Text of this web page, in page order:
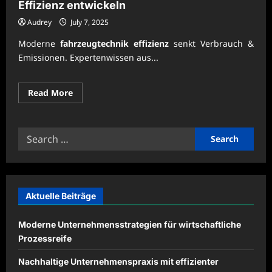
Effizienz entwickeln
Audrey July 7, 2025
Moderne fahrzeugtechnik effizienz senkt Verbrauch &
Emissionen. Expertenwissen aus...
Read MoreRead
more
Search
Aktuelle Beiträge
Moderne Unternehmensstrategien für wirtschaftliche
Prozessreife
Nachhaltige Unternehmenspraxis mit effizienter